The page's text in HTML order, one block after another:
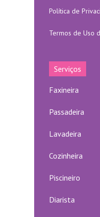
Política de
Termos de Uso
Serviços
Faxineira
Passadeira
Lavadeira
Cozinheira
Piscineiro
Diarista